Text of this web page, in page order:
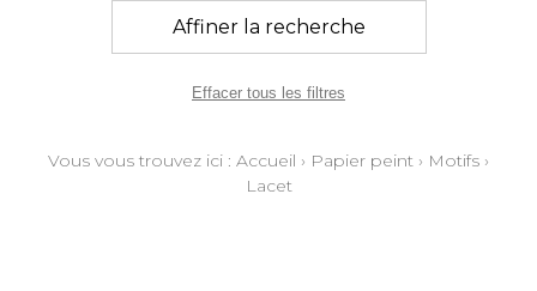
Affiner la recherche
Effacer tous les filtres
Vous vous trouvez ici : Accueil › Papier peint › Motifs ›
Lacet